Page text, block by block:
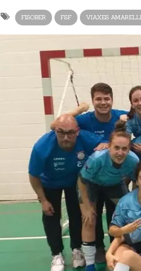
FISOBER FSF VIAXES